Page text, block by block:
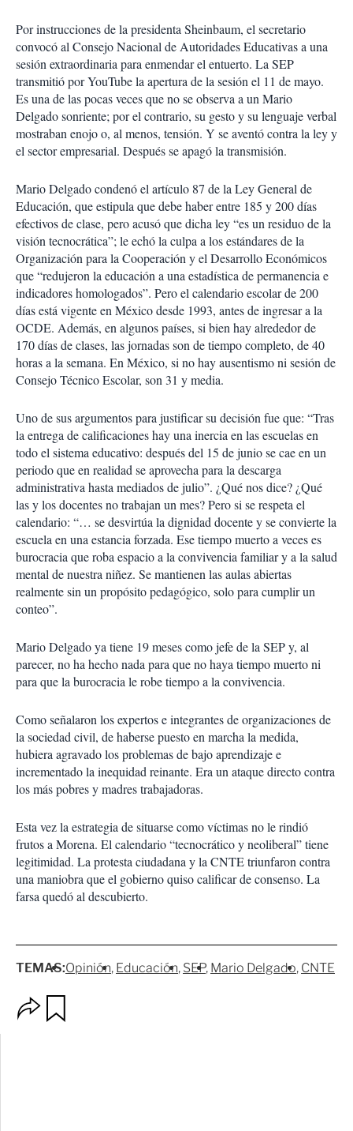
Por instrucciones de la presidenta Sheinbaum, el secretario
convocó al Consejo Nacional de Autoridades Educativas a una
sesión extraordinaria para enmendar el entuerto. La SEP
transmitió por YouTube la apertura de la sesión el 11 de mayo.
Es una de las pocas veces que no se observa a un Mario
Delgado sonriente; por el contrario, su gesto y su lenguaje verbal
mostraban enojo o, al menos, tensión. Y se aventó contra la ley y
el sector empresarial. Después se apagó la transmisión.
Mario Delgado condenó el artículo 87 de la Ley General de
Educación, que estipula que debe haber entre 185 y 200 días
efectivos de clase, pero acusó que dicha ley “es un residuo de la
visión tecnocrática”; le echó la culpa a los estándares de la
Organización para la Cooperación y el Desarrollo Económicos
que “redujeron la educación a una estadística de permanencia e
indicadores homologados”. Pero el calendario escolar de 200
días está vigente en México desde 1993, antes de ingresar a la
OCDE. Además, en algunos países, si bien hay alrededor de
170 días de clases, las jornadas son de tiempo completo, de 40
horas a la semana. En México, si no hay ausentismo ni sesión de
Consejo Técnico Escolar, son 31 y media.
Uno de sus argumentos para justificar su decisión fue que: “Tras
la entrega de calificaciones hay una inercia en las escuelas en
todo el sistema educativo: después del 15 de junio se cae en un
periodo que en realidad se aprovecha para la descarga
administrativa hasta mediados de julio”. ¿Qué nos dice? ¿Qué
las y los docentes no trabajan un mes? Pero si se respeta el
calendario: “… se desvirtúa la dignidad docente y se convierte la
escuela en una estancia forzada. Ese tiempo muerto a veces es
burocracia que roba espacio a la convivencia familiar y a la salud
mental de nuestra niñez. Se mantienen las aulas abiertas
realmente sin un propósito pedagógico, solo para cumplir un
conteo”.
Mario Delgado ya tiene 19 meses como jefe de la SEP y, al
parecer, no ha hecho nada para que no haya tiempo muerto ni
para que la burocracia le robe tiempo a la convivencia.
Como señalaron los expertos e integrantes de organizaciones de
la sociedad civil, de haberse puesto en marcha la medida,
hubiera agravado los problemas de bajo aprendizaje e
incrementado la inequidad reinante. Era un ataque directo contra
los más pobres y madres trabajadoras.
Esta vez la estrategia de situarse como víctimas no le rindió
frutos a Morena. El calendario “tecnocrático y neoliberal” tiene
legitimidad. La protesta ciudadana y la CNTE triunfaron contra
una maniobra que el gobierno quiso calificar de consenso. La
farsa quedó al descubierto.
TEMAS:Opinión Educación SEP Mario Delgado CNTE
p